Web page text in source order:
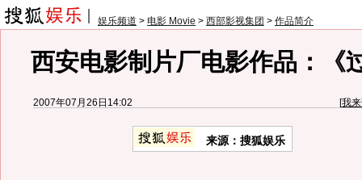
娱乐频道 > 电影 Movie > 西部影视集团 > 作品简介
西安电影制片厂电影作品：《
2007年07月26日14:02 [我
来源：搜狐娱乐